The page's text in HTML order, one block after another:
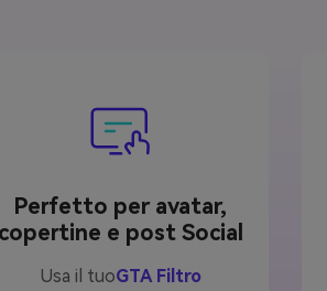
Perfetto per avatar,
copertine e post Social
Usa il tuoGTA Filtro